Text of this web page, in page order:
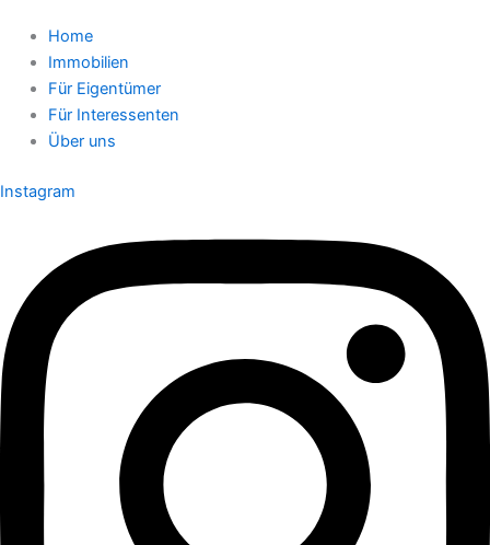
Home
Immobilien
Für Eigentümer
Für Interessenten
Über uns
Instagram